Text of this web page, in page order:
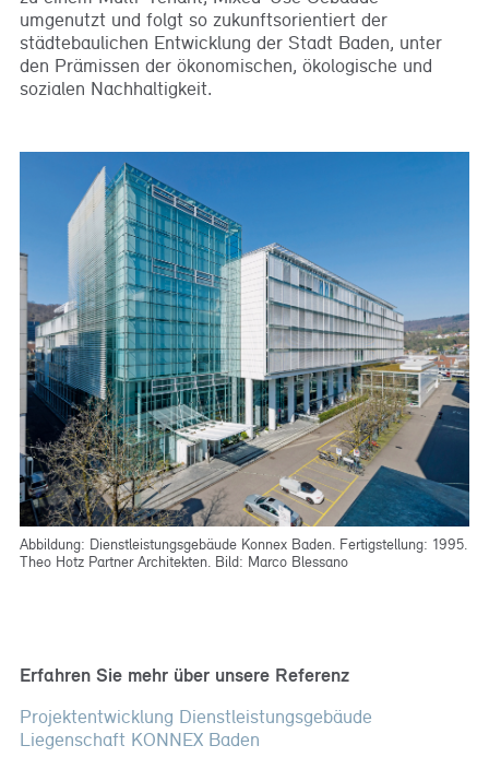
umgenutzt und folgt so zukunftsorientiert der
städtebaulichen Entwicklung der Stadt Baden, unter
den Prämissen der ökonomischen, ökologische und
sozialen Nachhaltigkeit.
Abbildung: Dienstleistungsgebäude Konnex Baden. Fertigstellung: 1995.
Theo Hotz Partner Architekten. Bild: Marco Blessano
Erfahren Sie mehr über unsere Referenz
Projektentwicklung Dienstleistungsgebäude
Liegenschaft KONNEX Baden